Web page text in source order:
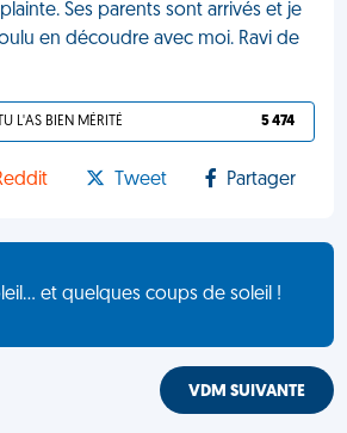
Ses parents sont arrivés et je
en découdre avec moi. Ravi de
TU L'AS BIEN MÉRITÉ 5 474
Tweet Partager
et quelques coups de soleil !
VDM SUIVANTE